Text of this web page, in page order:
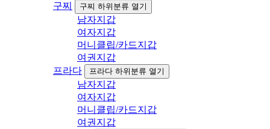
구찌
구찌 하위분류 열기
남자지갑
여자지갑
머니클립/카드지갑
여권지갑
프라다
프라다 하위분류 열기
남자지갑
여자지갑
머니클립/카드지갑
여권지갑